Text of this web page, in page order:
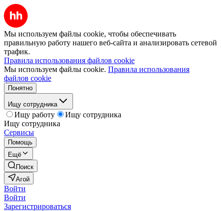
Мы используем файлы cookie, чтобы обеспечивать
правильную работу нашего веб-сайта и анализировать сетевой
трафик.
Правила использования файлов cookie
Мы используем файлы cookie. Правила использования
файлов cookie
Понятно
Ищу сотрудника
Ищу работу
Ищу сотрудника
Ищу сотрудника
Сервисы
Помощь
Ещё
Поиск
Агой
Войти
Войти
Зарегистрироваться